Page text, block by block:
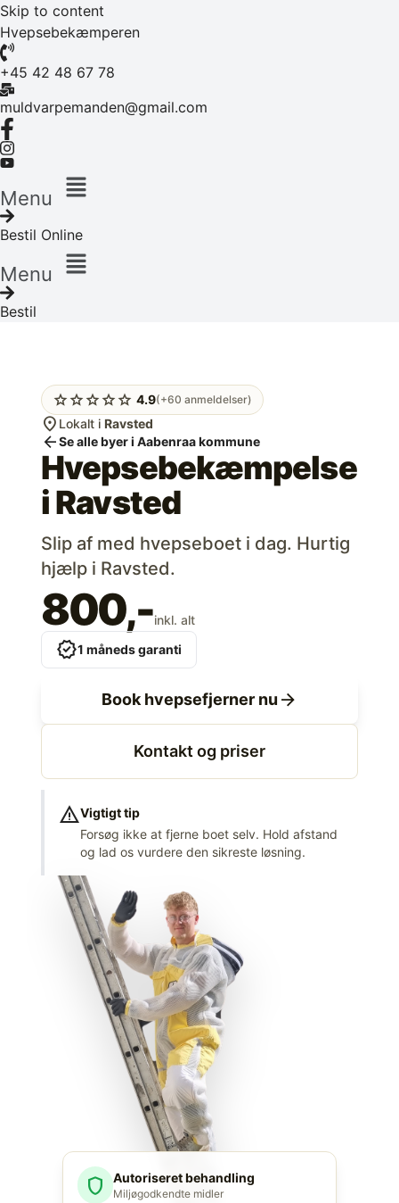
Skip to content
Hvepsebekæmperen
+45 42 48 67 78
muldvarpemanden@gmail.com
Menu
Bestil Online
Menu
Bestil
starstarstarstarstar 4.9(+60 anmeldelser)
location_on Lokalt i Ravsted
arrow_backSe alle byer i Aabenraa kommune
Hvepsebekæmpelse
iRavsted
Slip af med hvepseboet i dag. Hurtig
hjælp i Ravsted.
800,-inkl. alt
verified1 måneds garanti
Book hvepsefjerner nu arrow_forward
Kontakt og priser
warningVigtigt tip
Forsøg ikke at fjerne boet selv. Hold afstand
og lad os vurdere den sikreste løsning.
shield Autoriseret behandling
Miljøgodkendte midler